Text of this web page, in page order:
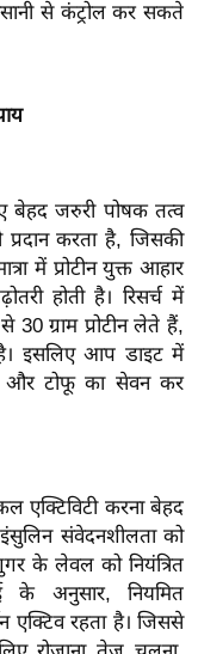
से कंट्रोल कर सकते
बेहद जरुरी पोषक तत्व
प्रदान करता है, जिसकी
में प्रोटीन युक्त आहार
होती है। रिसर्च में
ग्राम प्रोटीन लेते हैं,
इसलिए आप डाइट में
और टोफू का सेवन कर
एक्टिविटी करना बेहद
संवेदनशीलता को
के लेवल को नियंत्रित
के अनुसार, नियमित
एक्टिव रहता है। जिससे